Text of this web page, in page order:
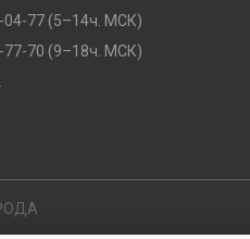
04-77 (5–14ч. МСК)
77-70 (9–18ч. МСК)